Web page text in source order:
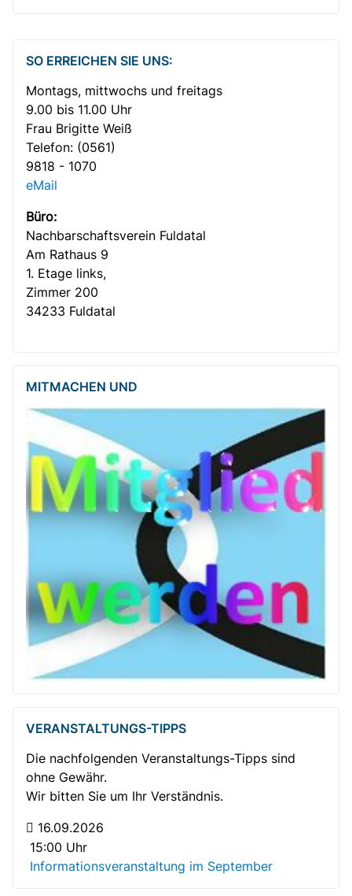
SO ERREICHEN SIE UNS:
Montags, mittwochs und freitags
9.00 bis 11.00 Uhr
Frau Brigitte Weiß
Telefon: (0561)
9818 - 1070
eMail
Büro:
Nachbar­­schafts­verein Fuldatal
Am Rathaus 9
1. Etage links,
Zimmer 200
34233 Fuldatal
MITMACHEN UND
VERANSTALTUNGS-TIPPS
Die nachfolgenden Veranstaltungs-Tipps sind
ohne Gewähr.
Wir bitten Sie um Ihr Verständnis.
16.09.2026
15:00 Uhr
Informationsveranstaltung im September